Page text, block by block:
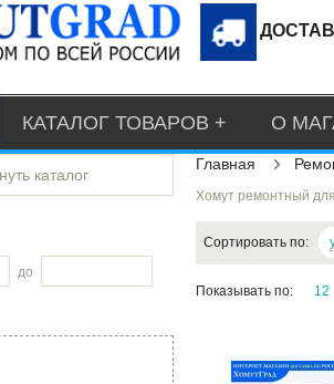
КАТАЛОГ ТОВАРОВ О
Главная
каталог
до
Хомут ремонтный
Сортировать по:
Показывать по: 12